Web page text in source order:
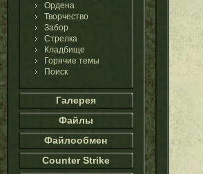
Ордена
Творчество
Забор
Стрелка
Кладбище
Горячие темы
Поиск
Галерея
Файлы
Файлообмен
Counter Strike